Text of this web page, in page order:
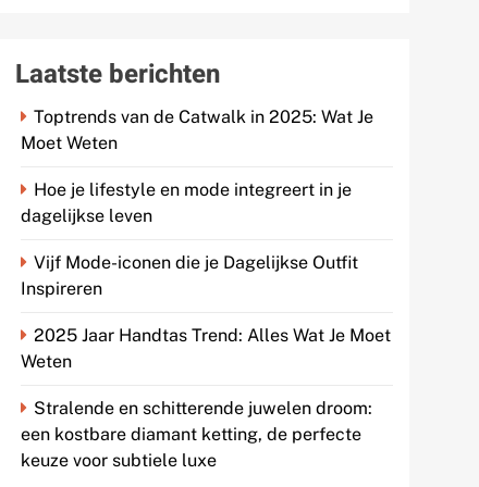
Laatste berichten
Toptrends van de Catwalk in 2025: Wat Je
Moet Weten
Hoe je lifestyle en mode integreert in je
dagelijkse leven
Vijf Mode-iconen die je Dagelijkse Outfit
Inspireren
2025 Jaar Handtas Trend: Alles Wat Je Moet
Weten
Stralende en schitterende juwelen droom:
een kostbare diamant ketting, de perfecte
keuze voor subtiele luxe